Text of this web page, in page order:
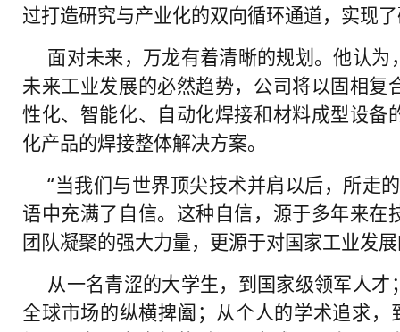
过打造研究与产业化的双向循环通道，实现
面对未来，万龙有着清晰的规划。他认
未来工业发展的必然趋势，公司将以固相复
性化、智能化、自动化焊接和材料成型设备
化产品的焊接整体解决方案。
“当我们与世界顶尖技术并肩以后，所走
语中充满了自信。这种自信，源于多年来在
团队凝聚的强大力量，更源于对国家工业发
从一名青涩的大学生，到国家级领军人
全球市场的纵横捭阖；从个人的学术追求，